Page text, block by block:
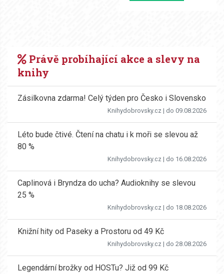
Právě probíhající akce a slevy na
knihy
Zásilkovna zdarma! Celý týden pro Česko i Slovensko
Knihydobrovsky.cz | do 09.08.2026
Léto bude čtivé. Čtení na chatu i k moři se slevou až
80 %
Knihydobrovsky.cz | do 16.08.2026
Caplinová i Bryndza do ucha? Audioknihy se slevou
25 %
Knihydobrovsky.cz | do 18.08.2026
Knižní hity od Paseky a Prostoru od 49 Kč
Knihydobrovsky.cz | do 28.08.2026
Legendární brožky od HOSTu? Již od 99 Kč